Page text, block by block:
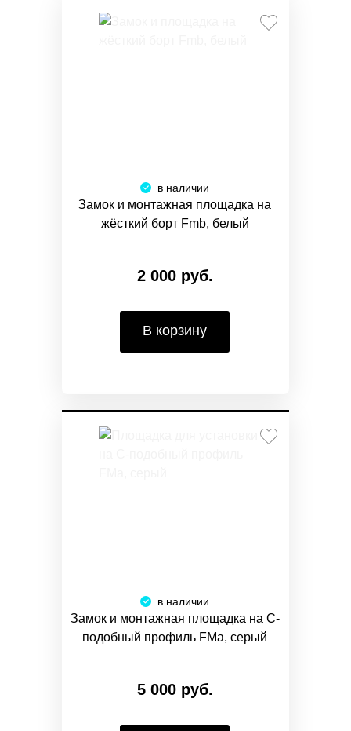
в наличии
Замок и монтажная площадка на
жёсткий борт Fmb, белый
2 000 руб.
В корзину
в наличии
Замок и монтажная площадка на С-
подобный профиль FMa, серый
5 000 руб.